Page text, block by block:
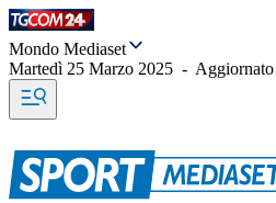
Mondo Mediaset
Martedì 25 Marzo 2025 -